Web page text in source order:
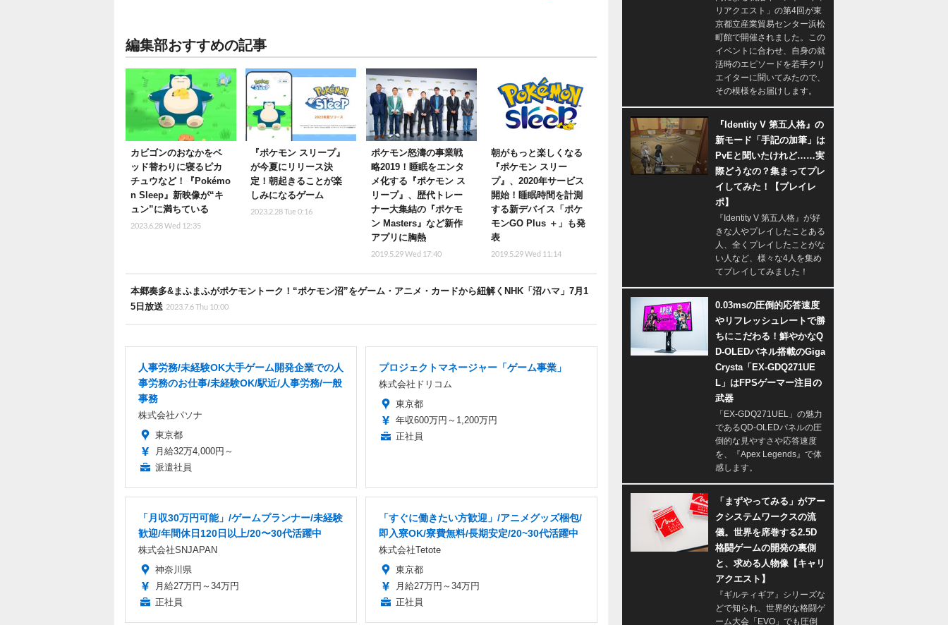
編集部おすすめの記事
カビゴンのおなかをベ
ッド替わりに寝るピカ
チュウなど！『Pokémo
n Sleep』新映像が“キ
ュン”に満ちている
2023.6.28 Wed 12:35
『ポケモン スリープ』
が今夏にリリース決
定！朝起きることが楽
しみになるゲーム
2023.2.28 Tue 0:16
ポケモン怒濤の事業戦
略2019！睡眠をエンタ
メ化する『ポケモン ス
リープ』、歴代トレー
ナー大集結の『ポケモ
ン Masters』など新作
アプリに胸熱
2019.5.29 Wed 17:40
朝がもっと楽しくなる
『ポケモン スリー
プ』、2020年サービス
開始！睡眠時間を計測
する新デバイス「ポケ
モンGO Plus ＋」も発
表
2019.5.29 Wed 11:14
本郷奏多&まふまふがポケモントーク！“ポケモン沼”をゲーム・アニメ・カードから紐解くNHK「沼ハマ」7月1
5日放送 2023.7.6 Thu 10:00
人事労務/未経験OK大手ゲーム開発企業での人
事労務のお仕事/未経験OK/駅近/人事労務/一般
事務
株式会社パソナ
東京都
月給32万4,000円～
派遣社員
プロジェクトマネージャー「ゲーム事業」
株式会社ドリコム
東京都
年収600万円～1,200万円
正社員
「月収30万円可能」/ゲームプランナー/未経験
歓迎/年間休日120日以上/20〜30代活躍中
株式会社SNJAPAN
神奈川県
月給27万円～34万円
正社員
「すぐに働きたい方歓迎」/アニメグッズ梱包/
即入寮OK/寮費無料/長期安定/20~30代活躍中
株式会社Tetote
東京都
月給27万円～34万円
正社員
リアクエスト」の第4回が東
京都立産業貿易センター浜松
町館で開催されました。この
イベントに合わせ、自身の就
活時のエピソードを若手クリ
エイターに聞いてみたので、
その模様をお届けします。
『Identity V 第五人格』の
新モード「手記の加筆」は
PvEと聞いたけれど……実
際どうなの？集まってプレ
イしてみた！【プレイレ
ポ】
『Identity V 第五人格』が好
きな人やプレイしたことある
人、全くプレイしたことがな
い人など、様々な4人を集め
てプレイしてみました！
0.03msの圧倒的応答速度
やリフレッシュレートで勝
ちにこだわる！鮮やかなQ
D-OLEDパネル搭載のGiga
Crysta「EX-GDQ271UE
L」はFPSゲーマー注目の
武器
「EX-GDQ271UEL」の魅力
であるQD-OLEDパネルの圧
倒的な見やすさや応答速度
を、『Apex Legends』で体
感します。
「まずやってみる」がアー
クシステムワークスの流
儀。世界を席巻する2.5D
格闘ゲームの開発の裏側
と、求める人物像【キャリ
アクエスト】
『ギルティギア』シリーズな
どで知られ、世界的な格闘ゲ
ーム大会「EVO」でも圧倒